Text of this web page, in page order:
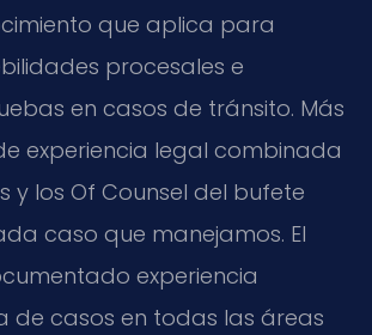
que aplica para
procesales e
en casos de tránsito. Más
experiencia legal combinada
y los Of Counsel del bufete
caso que manejamos. El
experiencia
casos en todas las áreas